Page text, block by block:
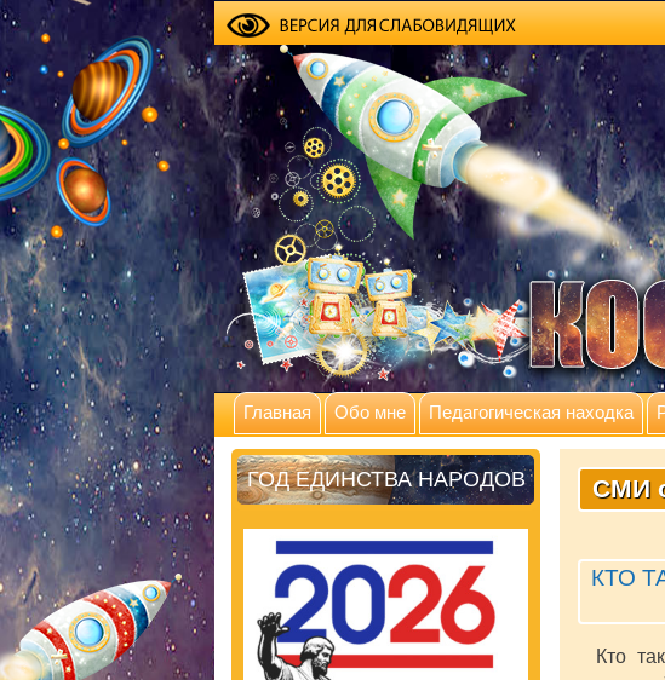
Главная Обо мне Педагогическая находка
ГОД ЕДИНСТВА НАРОДОВ СМИ
КТО
Кто